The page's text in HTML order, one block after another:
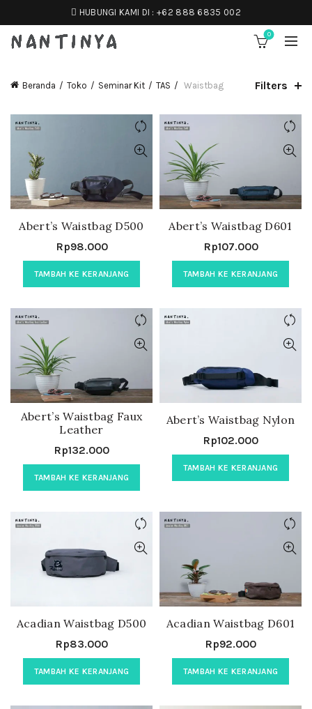
HUBUNGI KAMI DI :+62 888 6835 002
0
Beranda Toko Seminar Kit TAS Waistbag Filters
Abert’s Waistbag D500
Rp98.000
TAMBAH KE KERANJANG
Abert’s Waistbag D601
Rp107.000
TAMBAH KE KERANJANG
Abert’s Waistbag Faux
Leather
Rp132.000
TAMBAH KE KERANJANG
Abert’s Waistbag Nylon
Rp102.000
TAMBAH KE KERANJANG
Acadian Waistbag D500
Rp83.000
TAMBAH KE KERANJANG
Acadian Waistbag D601
Rp92.000
TAMBAH KE KERANJANG